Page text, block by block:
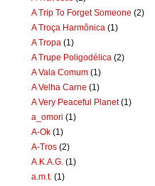
A Trip To Forget Someone (2)
A Troça Harmônica (1)
A Tropa (1)
A Trupe Poligodélica (2)
A Vala Comum (1)
A Velha Carne (1)
A Very Peaceful Planet (1)
a_omori (1)
A-Ok (1)
A-Tros (2)
A.K.A.G. (1)
a.m.t. (1)